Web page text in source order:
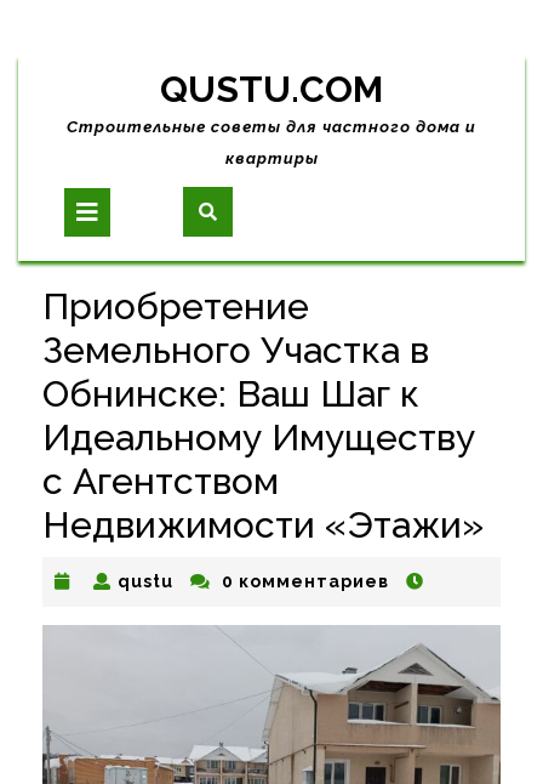
Skip
content
QUSTU.COM
Строительные советы для частного дома и
квартиры
Open
Button
Приобретение
Земельного Участка в
Обнинске: Ваш Шаг к
Идеальному Имуществу
с Агентством
Недвижимости «Этажи»
qustu qustu0 комментариев